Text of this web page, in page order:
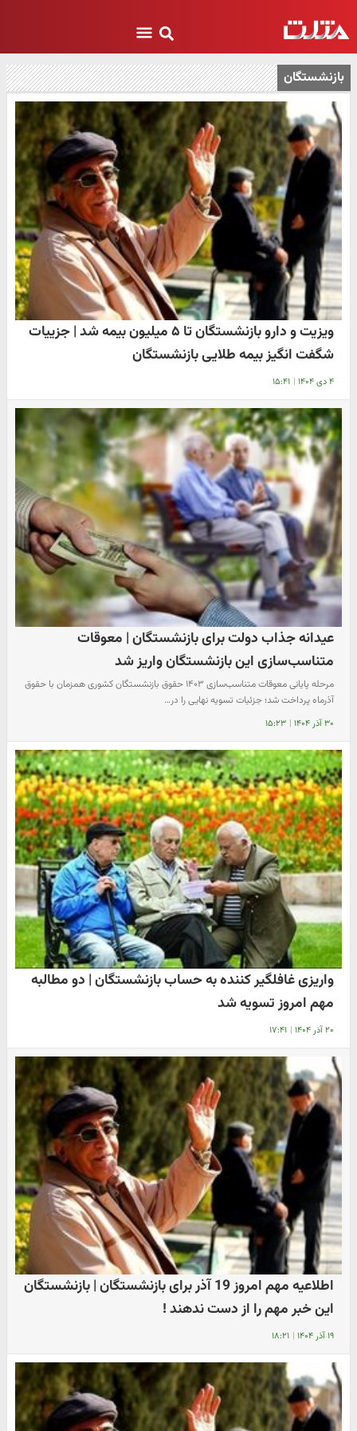
بازنشستگان
ویزیت و دارو بازنشستگان تا ۵ میلیون بیمه شد | جزییات
شگفت انگیز بیمه طلایی بازنشستگان
۴ دی ۱۴۰۴ | ۱۵:۴۱
عیدانه جذاب دولت برای بازنشستگان | معوقات
متناسب‌سازی این بازنشستگان واریز شد
مرحله پایانی معوقات متناسب‌سازی ۱۴۰۳ حقوق بازنشستگان کشوری همزمان با حقوق
آذرماه پرداخت شد؛ جزئیات تسویه نهایی را در…
۳۰ آذر ۱۴۰۴ | ۱۵:۲۳
واریزی غافلگیر کننده به حساب بازنشستگان | دو مطالبه
مهم امروز تسویه شد
۲۰ آذر ۱۴۰۴ | ۱۷:۴۱
اطلاعیه مهم امروز 19 آذر برای بازنشستگان | بازنشستگان
این خبر مهم را از دست ندهند !
۱۹ آذر ۱۴۰۴ | ۱۸:۲۱